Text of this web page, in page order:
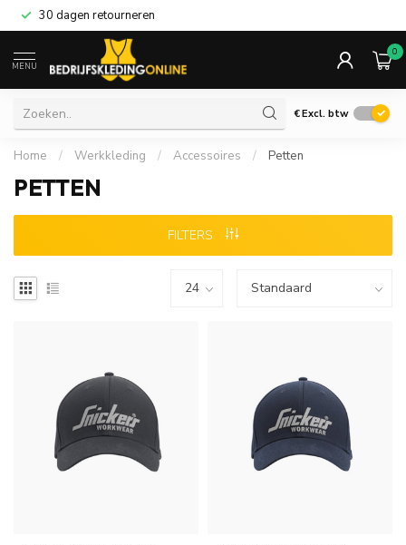
30 dagen retourneren
MENU
0
€Excl. btw
Home / Werkkleding / Accessoires / Petten
PETTEN
FILTERS